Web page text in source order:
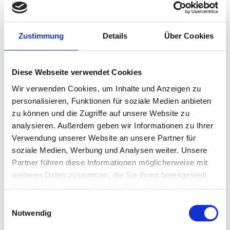
Zustimmung Details Über Cookies
Diese Webseite verwendet Cookies
Wir verwenden Cookies, um Inhalte und Anzeigen zu
personalisieren, Funktionen für soziale Medien anbieten
zu können und die Zugriffe auf unsere Website zu
analysieren. Außerdem geben wir Informationen zu Ihrer
Verwendung unserer Website an unsere Partner für
soziale Medien, Werbung und Analysen weiter. Unsere
Partner führen diese Informationen möglicherweise mit
weiteren Daten zusammen, die Sie ihnen bereitgestellt
haben oder die sie im Rahmen Ihrer Nutzung der Dienste
Notwendig
Publikationen zum Projekt
05/ 2023 | Studie
Public Bus Electrification
Englisch (PDF, 5 MB)